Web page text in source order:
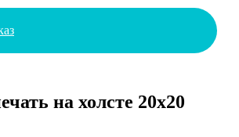
на холсте 20х20